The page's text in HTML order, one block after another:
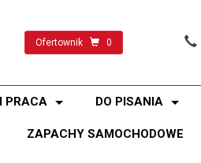
Ofertownik 0
PRACA DO PISANIA
ZAPACHY SAMOCHODOWE